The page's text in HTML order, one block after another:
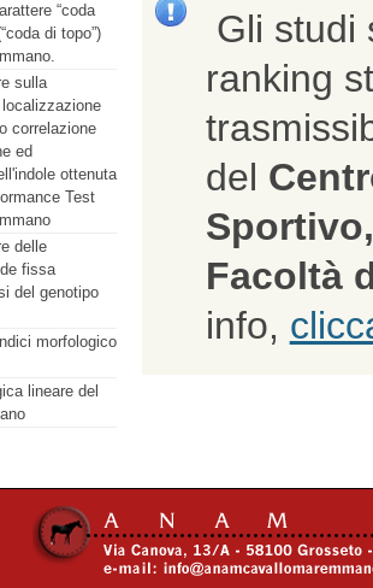
“coda
di topo”)
sulla
correlazione
ed
ottenuta
Test
delle
fissa
del genotipo
morfologico
lineare del
Gli studi
ranking
del
Facoltà
info,